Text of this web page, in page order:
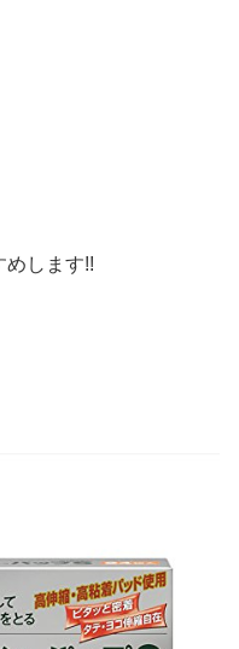
めします!!